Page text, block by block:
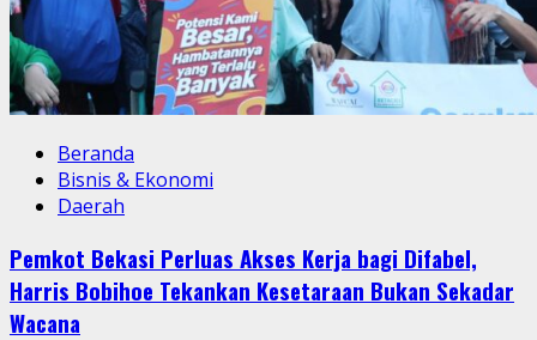
Beranda
Bisnis & Ekonomi
Daerah
Pemkot Bekasi Perluas Akses Kerja bagi Difabel,
Harris Bobihoe Tekankan Kesetaraan Bukan Sekadar
Wacana